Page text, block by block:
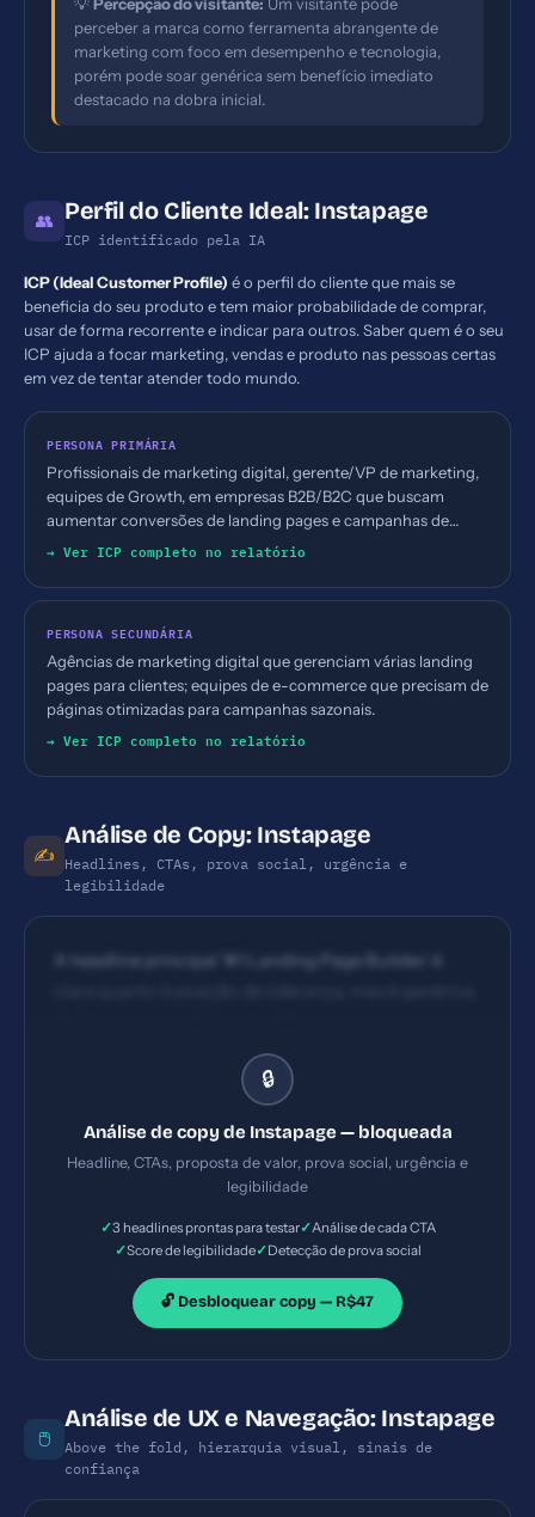
perceber a marca como ferramenta abrangente de
marketing com foco em desempenho e tecnologia,
porém pode soar genérica sem benefício imediato
destacado na dobra inicial.
👥 Perfil do Cliente Ideal: Instapage
ICP identificado pela IA
ICP (Ideal Customer Profile) é o perfil do cliente que mais se
beneficia do seu produto e tem maior probabilidade de comprar,
usar de forma recorrente e indicar para outros. Saber quem é o seu
ICP ajuda a focar marketing, vendas e produto nas pessoas certas
em vez de tentar atender todo mundo.
PERSONA PRIMÁRIA
Profissionais de marketing digital, gerente/VP de marketing,
equipes de Growth, em empresas B2B/B2C que buscam
aumentar conversões de landing pages e campanhas de
tráfego pago, com interesse em automação e IA.
→ Ver ICP completo no relatório
PERSONA SECUNDÁRIA
Agências de marketing digital que gerenciam várias landing
pages para clientes; equipes de e-commerce que precisam de
páginas otimizadas para campanhas sazonais.
→ Ver ICP completo no relatório
✍️
Análise de Copy: Instapage
Headlines, CTAs, prova social, urgência e
legibilidade
A headline principal '#1 Landing Page Builder.' é
impacto (ex.: 'Converta mais com páginas de alta
performance em tempo recorde'). CTAs visíveis: 'Get
acima da dobra. Textos de CTA usam ação (Get
started) porém carecem de indicação de benefício
🔒
Análise de copy de Instapage — bloqueada
Headline, CTAs, proposta de valor, prova social, urgência e
legibilidade
✓3 headlines prontas para testar✓Análise de cada CTA
✓Score de legibilidade✓Detecção de prova social
🔓 Desbloquear copy — R$47
🖱️
Análise de UX e Navegação: Instapage
Above the fold, hierarquia visual, sinais de
confiança